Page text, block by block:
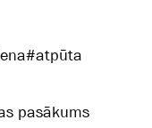
#atpūta
pasākums